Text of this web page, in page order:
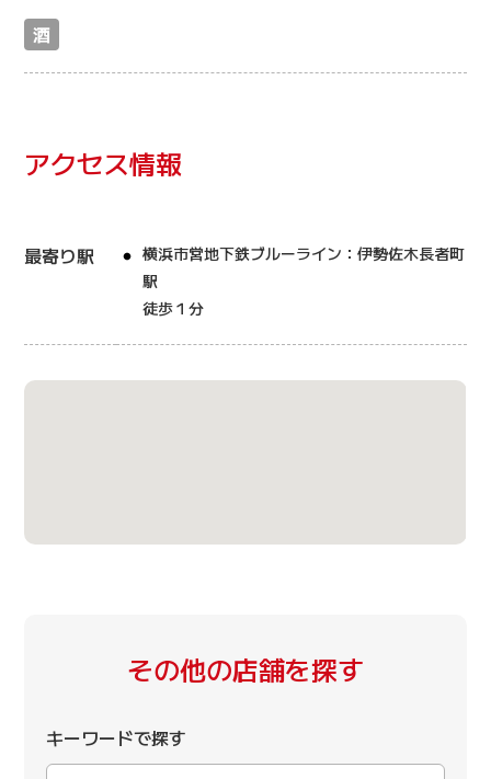
酒
アクセス情報
最寄り駅
横浜市営地下鉄ブルーライン：伊勢佐木長者町
駅
徒歩１分
その他の店舗を探す
キーワードで探す